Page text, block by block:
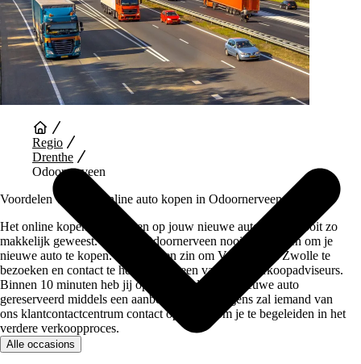
Auto Diensten
Regio
Drenthe
Odoornerveen
Voordelen van een Online auto kopen in Odoornerveen
Het online kopen en wachten op jouw nieuwe auto is nog nooit zo
makkelijk geweest. Je hoeft Odoornerveen nooit te verlaten om je
nieuwe auto te kopen. Heb je geen zin om Vaartland.nl Zwolle te
bezoeken en contact te hebben met een van onze verkoopadviseurs.
Binnen 10 minuten heb jij op Vaartland.nl een nieuwe auto
gereserveerd middels een aanbetaling. Vervolgens zal iemand van
ons klantcontactcentrum contact opnemen om je te begeleiden in het
verdere verkoopproces.
Alle occasions